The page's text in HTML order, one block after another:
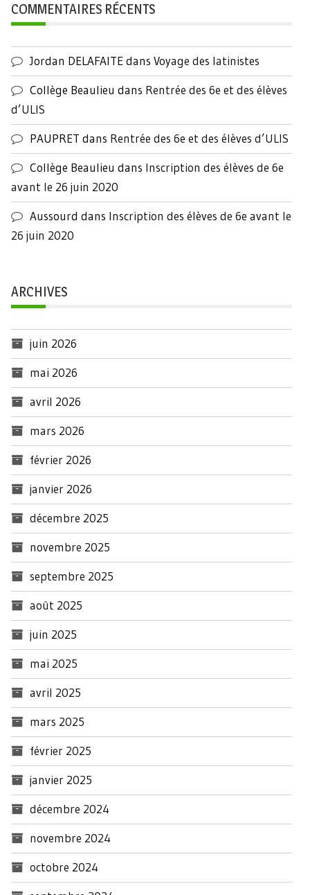
COMMENTAIRES RÉCENTS
Jordan DELAFAITEdans Voyage des latinistes
Collège Beaulieu dans Rentrée des 6e et des élèves
d’ULIS
PAUPRET dans Rentrée des 6e et des élèves d’ULIS
Collège Beaulieu dans Inscription des élèves de 6e
avant le 26 juin 2020
Aussourd dans Inscription des élèves de 6e avant le
26 juin 2020
ARCHIVES
juin 2026
mai 2026
avril 2026
mars 2026
février 2026
janvier 2026
décembre 2025
novembre 2025
septembre 2025
août 2025
juin 2025
mai 2025
avril 2025
mars 2025
février 2025
janvier 2025
décembre 2024
novembre 2024
octobre 2024